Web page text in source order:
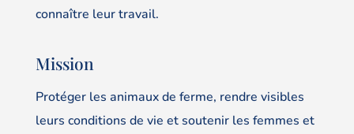
connaître leur travail.
Mission
Protéger les animaux de ferme, rendre visibles
leurs conditions de vie et soutenir les femmes et